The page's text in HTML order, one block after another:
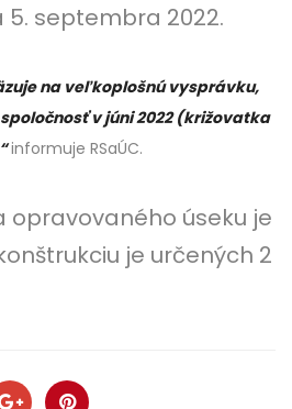
septembra 2022.
na veľkoplošnú vysprávku,
v júni 2022 (križovatka
informuje RSaÚC.
opravovaného úseku je
je určených 2